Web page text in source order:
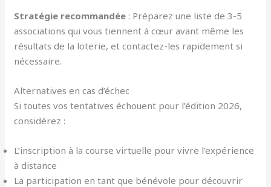
Stratégie recommandée : Préparez une liste de 3-5
associations qui vous tiennent à cœur avant même les
résultats de la loterie, et contactez-les rapidement si
nécessaire.
Alternatives en cas d’échec
Si toutes vos tentatives échouent pour l’édition 2026,
considérez :
L’inscription à la course virtuelle pour vivre l’expérience
à distance
La participation en tant que bénévole pour découvrir